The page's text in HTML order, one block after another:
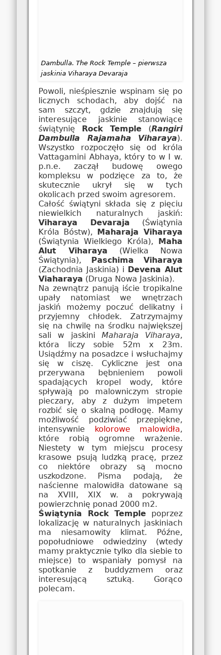
Dambulla. The Rock Temple – pierwsza
jaskinia Viharaya Devaraja
Powoli, nieśpiesznie wspinam się po
licznych schodach, aby dojść na
sam szczyt, gdzie znajdują się
interesujące jaskinie stanowiące
świątynię Rock Temple (Rangiri
Dambulla Rajamaha Viharaya).
Wszystko rozpoczęło się od króla
Vattagamini Abhaya, który to w I w.
p.n.e. zaczął budowę owego
kompleksu w podzięce za to, że
skutecznie ukrył się w tych
okolicach przed swoim agresorem.
Całość świątyni składa się z pięciu
niewielkich naturalnych jaskiń:
Viharaya Devaraja (Świątynia
Króla Bóstw), Maharaja Viharaya
(Świątynia Wielkiego Króla), Maha
Alut Viharaya (Wielka Nowa
Świątynia), Paschima Viharaya
(Zachodnia Jaskinia) i Devena Alut
Viaharaya (Druga Nowa Jaskinia).
Na zewnątrz panują iście tropikalne
upały natomiast we wnętrzach
jaskiń możemy poczuć delikatny i
przyjemny chłodek. Zatrzymajmy
się na chwilę na środku największej
sali w jaskini Maharaja Viharaya,
która liczy sobie 52m x 23m.
Usiądźmy na posadzce i wsłuchajmy
się w ciszę. Cykliczne jest ona
przerywana bębnieniem powoli
spadających kropel wody, które
spływają po malowniczym stropie
pieczary, aby z dużym impetem
rozbić się o skalną podłogę. Mamy
możliwość podziwiać przepiękne,
intensywnie kolorowe malowidła,
które robią ogromne wrażenie.
Niestety w tym miejscu procesy
krasowe psują ludzką pracę, przez
co niektóre obrazy są mocno
uszkodzone. Pisma podają, że
naścienne malowidła datowane są
na XVIII, XIX w. a pokrywają
powierzchnię ponad 2000 m2.
Świątynia Rock Temple poprzez
lokalizację w naturalnych jaskiniach
ma niesamowity klimat. Późne,
popołudniowe odwiedziny (wtedy
mamy praktycznie tylko dla siebie to
miejsce) to wspaniały pomysł na
spotkanie z buddyzmem oraz
interesującą sztuką. Gorąco
polecam.